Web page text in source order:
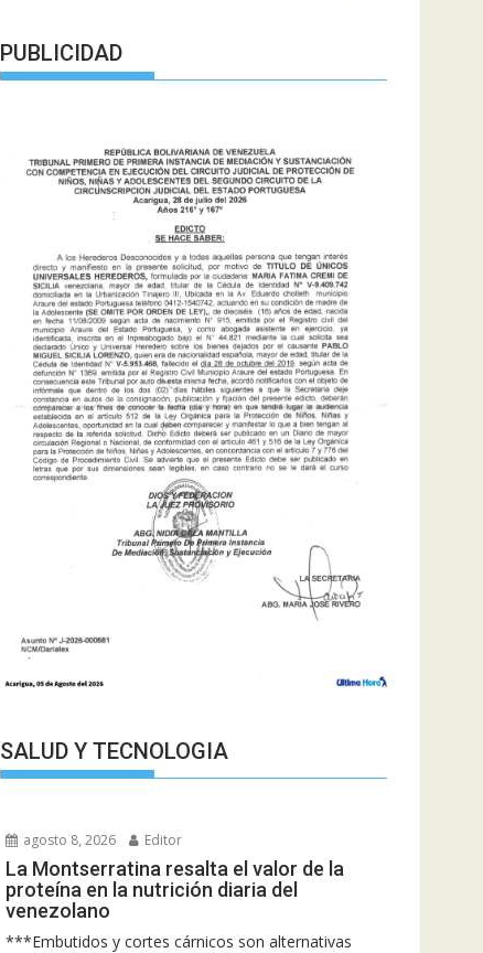
PUBLICIDAD
SALUD Y TECNOLOGIA
agosto 8, 2026 Editor
La Montserratina resalta el valor de la
proteína en la nutrición diaria del
venezolano
***Embutidos y cortes cárnicos son alternativas